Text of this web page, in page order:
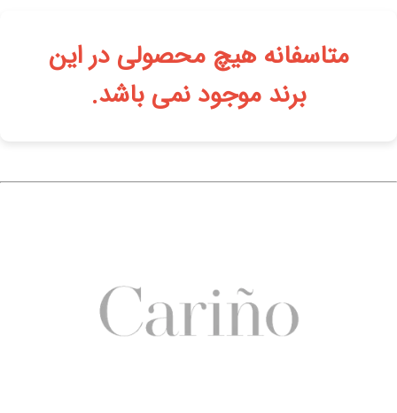
متاسفانه هیچ محصولی در این
برند موجود نمی باشد.